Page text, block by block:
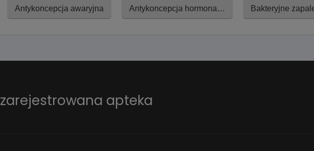
Antykoncepcja awaryjna Antykoncepcja hormonalna
zarejestrowana apteka